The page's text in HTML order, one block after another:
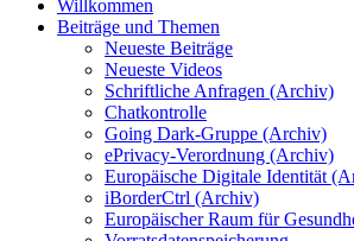
Willkommen
Beiträge und Themen
Neueste Beiträge
Neueste Videos
Schriftliche Anfragen (Archiv)
Chatkontrolle
Going Dark-Gruppe (Archiv)
ePrivacy-Verordnung (Archiv)
Europäische Digitale Identität
iBorderCtrl (Archiv)
Europäischer Raum für